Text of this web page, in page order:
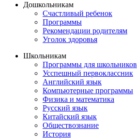
Дошкольникам
Счастливый ребенок
Программы
Рекомендации родителям
Уголок здоровья
Школьникам
Программы для школьников
Усспешный первоклассник
Английский язык
Компьютерные программы
Физика и математика
Русский язык
Китайский язык
Обществознание
История